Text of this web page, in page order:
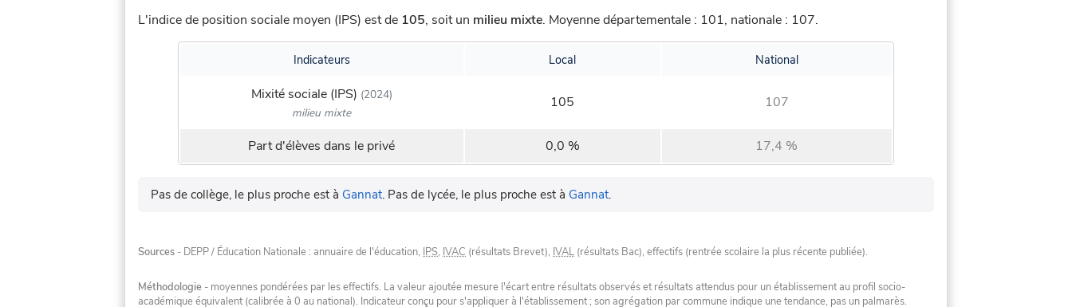
L'indice de position sociale moyen (IPS) est de 105, soit un milieu mixte. Moyenne départementale : 101, nationale : 107.
Indicateurs Local National
Mixité sociale (IPS) (2024)
milieu mixte
105 107
Part d'élèves dans le privé 0,0 % 17,4 %
Pas de collège, le plus proche est à Gannat. Pas de lycée, le plus proche est à Gannat.
Sources - DEPP / Éducation Nationale : annuaire de l'éducation, IPS, IVAC (résultats Brevet), IVAL (résultats Bac), effectifs (rentrée scolaire la plus récente publiée).
Méthodologie - moyennes pondérées par les effectifs. La valeur ajoutée mesure l'écart entre résultats observés et résultats attendus pour un établissement au profil socio-
académique équivalent (calibrée à 0 au national). Indicateur conçu pour s'appliquer à l'établissement ; son agrégation par commune indique une tendance, pas un palmarès.